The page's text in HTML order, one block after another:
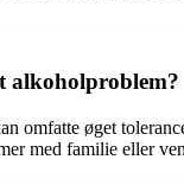
alkoholproblem?
omfatte øget
med familie eller